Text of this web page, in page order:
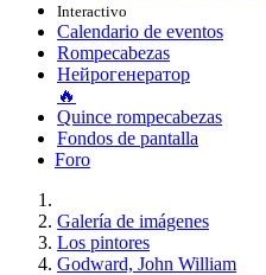
Interactivo
Calendario de eventos
Rompecabezas
Нейрогенератор
🔥
Quince rompecabezas
Fondos de pantalla
Foro
Galería de imágenes
Los pintores
Godward, John William